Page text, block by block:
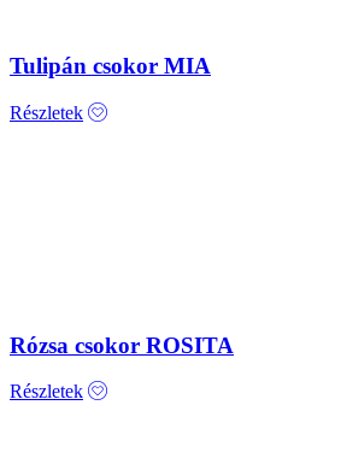
Tulipán csokor MIA
Részletek
Rózsa csokor ROSITA
Részletek